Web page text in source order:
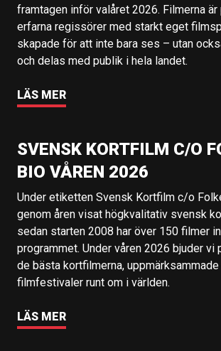
framtagen inför valåret 2026. Filmerna
erfarna regissörer med starkt eget
skapade för att inte bara ses – utan
och delas med publik i hela landet.
LÄS MER
SVENSK KORTFILM C/O
BIO VÅREN 2026
Under etiketten Svensk Kortfilm c/o
genom åren visat högkvalitativ svensk
sedan starten 2008 har över 150 filmer
programmet. Under våren 2026 bjuder vi
de bästa kortfilmerna,
filmfestivaler runt om i världen.
LÄS MER